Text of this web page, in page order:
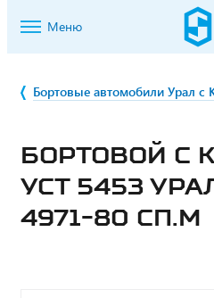
Меню
Бортовые автомобили Урал с
БОРТОВОЙ С
УСТ 5453
4971-80 СП.М